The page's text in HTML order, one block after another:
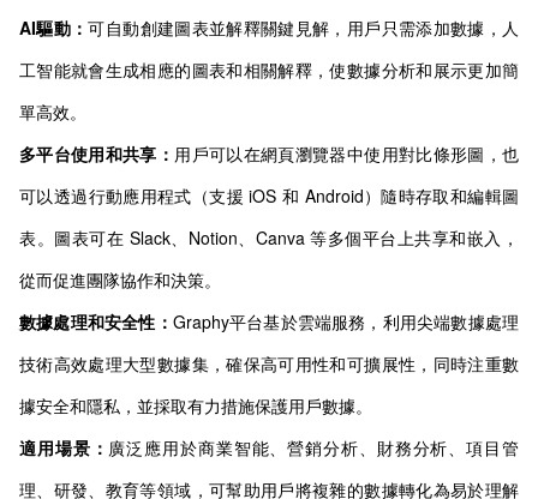
AI驅動：可自動創建圖表並解釋關鍵見解，用戶只需添加數據，人
工智能就會生成相應的圖表和相關解釋，使數據分析和展示更加簡
單高效。
多平台使用和共享： 用戶可以在網頁瀏覽器中使用對比條形圖，也
可以透過行動應用程式（支援 iOS 和 Android）隨時存取和編輯圖
表。圖表可在 Slack、Notion、Canva 等多個平台上共享和嵌入，
從而促進團隊協作和決策。
數據處理和安全性： Graphy平台基於雲端服務，利用尖端數據處理
技術高效處理大型數據集，確保高可用性和可擴展性，同時注重數
據安全和隱私，並採取有力措施保護用戶數據。
適用場景： 廣泛應用於商業智能、營銷分析、財務分析、項目管
理、研發、教育等領域，可幫助用戶將複雜的數據轉化為易於理解